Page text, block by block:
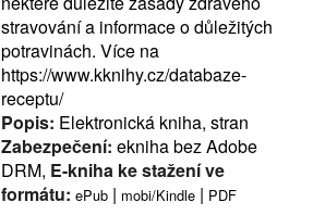
stravování a informace o důležitých
potravinách. Více na
https://www.kknihy.cz/databaze-
receptu/
Popis: Elektronická kniha, stran
Zabezpečení: ekniha bez Adobe
DRM, E-kniha ke stažení ve
formátu: ePub | mobi/Kindle | PDF